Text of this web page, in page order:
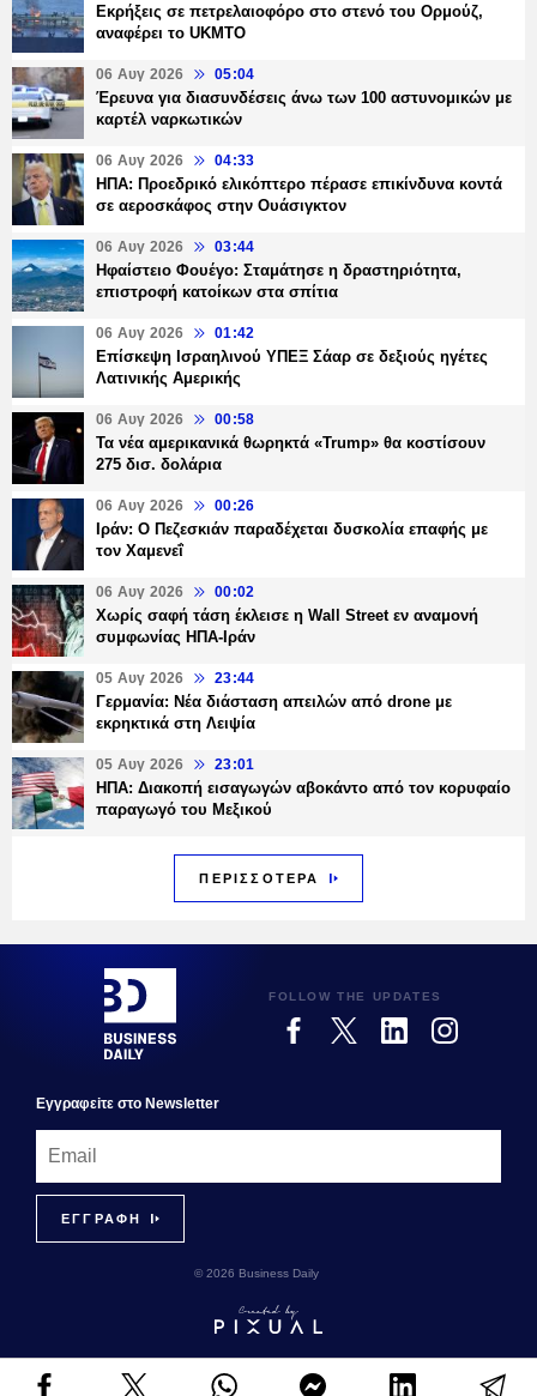
Εκρήξεις σε πετρελαιοφόρο στο στενό του Ορμούζ,
αναφέρει το UKMTO
06 Αυγ 2026 05:04
Έρευνα για διασυνδέσεις άνω των 100 αστυνομικών με
καρτέλ ναρκωτικών
06 Αυγ 2026 04:33
ΗΠΑ: Προεδρικό ελικόπτερο πέρασε επικίνδυνα κοντά
σε αεροσκάφος στην Ουάσιγκτον
06 Αυγ 2026 03:44
Ηφαίστειο Φουέγο: Σταμάτησε η δραστηριότητα,
επιστροφή κατοίκων στα σπίτια
06 Αυγ 2026 01:42
Επίσκεψη Ισραηλινού ΥΠΕΞ Σάαρ σε δεξιούς ηγέτες
Λατινικής Αμερικής
06 Αυγ 2026 00:58
Τα νέα αμερικανικά θωρηκτά «Trump» θα κοστίσουν
275 δισ. δολάρια
06 Αυγ 2026 00:26
Ιράν: Ο Πεζεσκιάν παραδέχεται δυσκολία επαφής με
τον Χαμενεΐ
06 Αυγ 2026 00:02
Χωρίς σαφή τάση έκλεισε η Wall Street εν αναμονή
συμφωνίας ΗΠΑ-Ιράν
05 Αυγ 2026 23:44
Γερμανία: Νέα διάσταση απειλών από drone με
εκρηκτικά στη Λειψία
05 Αυγ 2026 23:01
ΗΠΑ: Διακοπή εισαγωγών αβοκάντο από τον κορυφαίο
παραγωγό του Μεξικού
ΠΕΡΙΣΣΟΤΕΡΑ
FOLLOW THE UPDATES
Εγγραφεiτε στο Newsletter
© 2026 Business Daily